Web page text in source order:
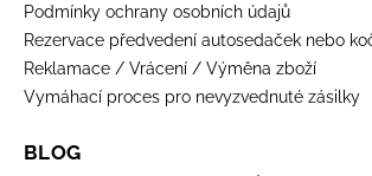
Podmínky ochrany osobních údajů
Rezervace předvedení autosedaček nebo
Reklamace / Vrácení / Výměna zboží
Vymáhací proces pro nevyzvednuté zásilky
BLOG